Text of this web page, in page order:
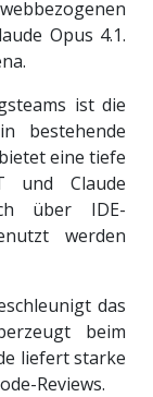
Opus 4.1.
ist die
bestehende
eine tiefe
und Claude
über IDE-
werden
das
beim
liefert starke
Reviews.